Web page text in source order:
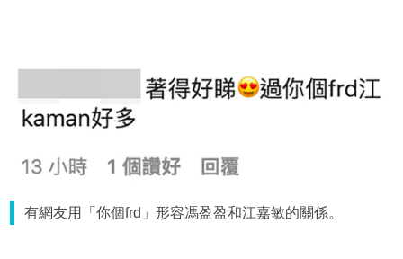
有網友用「你個frd」形容馮盈盈和江嘉敏的關係。